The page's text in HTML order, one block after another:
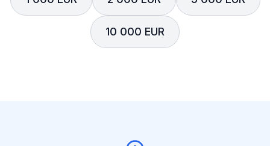
10 000 EUR